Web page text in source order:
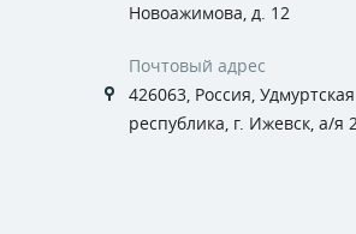
Новоажимова, д. 12
Почтовый адрес
426063, Россия, Удмуртская
республика, г. Ижевск, а/я